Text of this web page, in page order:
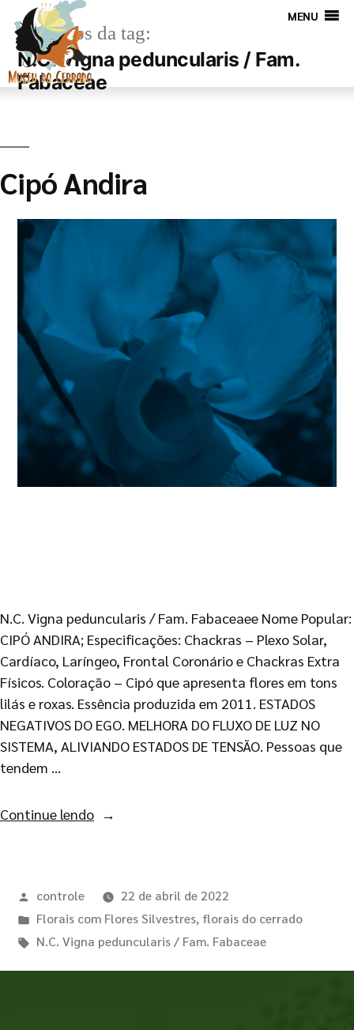
MENU
Arquivos da tag:
N.C. Vigna peduncularis / Fam.
Fabaceae
Cipó Andira
N.C. Vigna peduncularis / Fam. Fabaceaee Nome Popular:
CIPÓ ANDIRA; Especificações: Chackras – Plexo Solar,
Cardíaco, Laríngeo, Frontal Coronário e Chackras Extra
Físicos. Coloração – Cipó que apresenta flores em tons
lilás e roxas. Essência produzida em 2011. ESTADOS
NEGATIVOS DO EGO. MELHORA DO FLUXO DE LUZ NO
SISTEMA, ALIVIANDO ESTADOS DE TENSÃO. Pessoas que
tendem …
Continue lendo
controle
22 de abril de 2022
Florais com Flores Silvestres, florais do cerrado
N.C. Vigna peduncularis / Fam. Fabaceae